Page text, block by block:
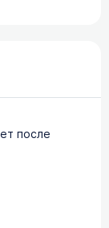
после